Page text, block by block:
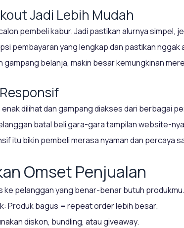
Jadi Lebih Mudah
pembeli kabur. Jadi pastikan alurnya simpel,
pembayaran yang lengkap dan pastikan nggak
gampang belanja, makin besar kemungkinan
dilihat dan gampang diakses dari berbagai
batal beli gara-gara tampilan website-
itu bikin pembeli merasa nyaman dan percaya
Omset Penjualan
ke pelanggan yang benar-benar butuh produkmu.
Produk bagus = repeat order lebih besar.
diskon, bundling, atau giveaway.